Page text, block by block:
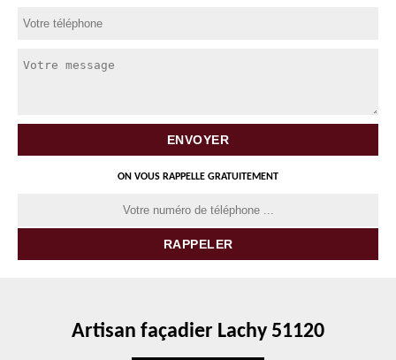
ON VOUS RAPPELLE GRATUITEMENT
Artisan façadier Lachy 51120